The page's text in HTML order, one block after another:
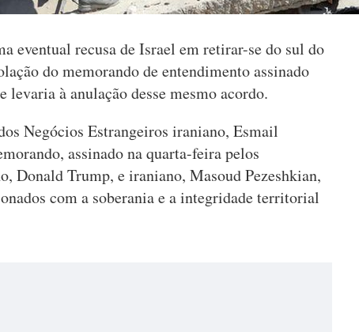
eventual recusa de Israel em retirar-se do sul do
do memorando de entendimento assinado
levaria à anulação desse mesmo acordo.
Negócios Estrangeiros iraniano, Esmail
assinado na quarta-feira pelos
Donald Trump, e iraniano, Masoud Pezeshkian,
com a soberania e a integridade territorial